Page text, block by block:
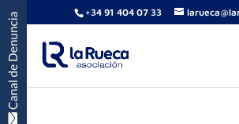
+34 91 404 07 33